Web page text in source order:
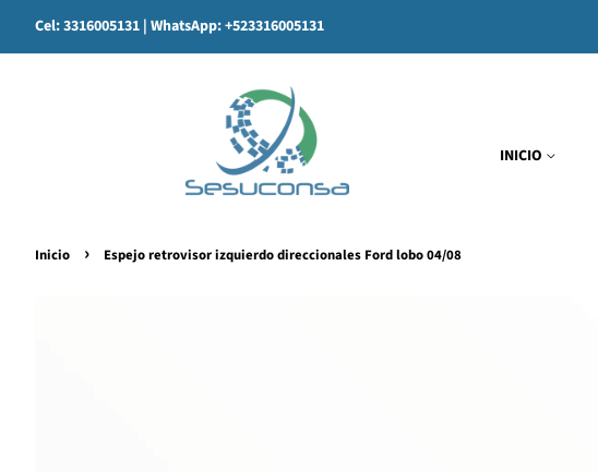
Cel: 3316005131 | WhatsApp: +523316005131
INICIO
Inicio › Espejo retrovisor izquierdo direccionales Ford lobo 04/08